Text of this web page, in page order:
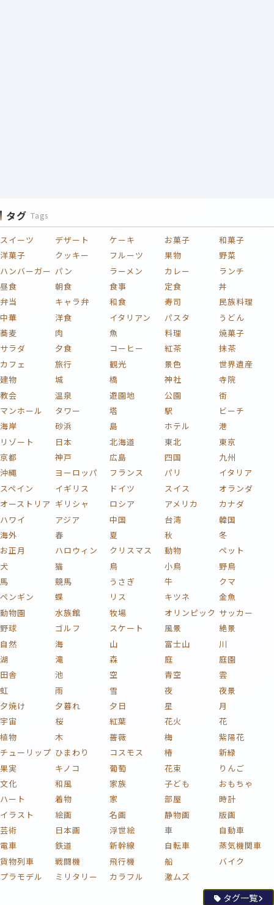
タグ Tags
スイーツ デザート ケーキ お菓子
和菓子
洋菓子
クッキー フルーツ 果物
野菜
ハンバーガー パン ラーメン カレー
ランチ
昼食
朝食 食事 定食
丼
弁当
キャラ弁 和食 寿司
民族料理
中華
洋食 イタリアン パスタ
うどん
蕎麦
肉 魚 料理
焼菓子
サラダ
夕食 コーヒー 紅茶
抹茶
カフェ
旅行 観光 景色
世界遺産
建物
城 橋 神社
寺院
教会
温泉 遊園地 公園
街
マンホール
タワー 塔 駅
ビーチ
海岸
砂浜 島 ホテル
港
リゾート
日本 北海道 東北
東京
京都
神戸 広島 四国
九州
沖縄
ヨーロッパ フランス パリ
イタリア
スペイン
イギリス ドイツ スイス
オランダ
オーストリア ギリシャ ロシア アメリカ
カナダ
ハワイ
アジア 中国 台湾
韓国
海外
春 夏 秋
冬
お正月
ハロウィン クリスマス 動物
ペット
犬
猫 鳥 小鳥
野鳥
馬
競馬 うさぎ 牛
クマ
ペンギン
蝶 リス キツネ
金魚
動物園
水族館 牧場 オリンピック サッカー
野球
ゴルフ スケート 風景
絶景
自然
海 山 富士山
川
湖
滝 森 庭
庭園
田舎
池 空 青空
雲
虹
雨 雪 夜
夜景
夕焼け
夕暮れ 夕日 星
月
宇宙
桜 紅葉 花火
花
植物
木 薔薇 梅
紫陽花
チューリップ ひまわり コスモス 椿
新緑
果実
キノコ 葡萄 花束
りんご
文化
和風 家族 子ども
おもちゃ
ハート
着物 家 部屋
時計
イラスト
絵画 名画 静物画
版画
芸術
日本画 浮世絵 車
自動車
電車
鉄道 新幹線 自転車
蒸気機関車
貨物列車
戦闘機 飛行機 船
バイク
プラモデル
ミリタリー カラフル 激ムズ
タグ一覧